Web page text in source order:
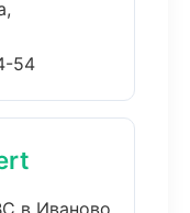
54
в Иваново